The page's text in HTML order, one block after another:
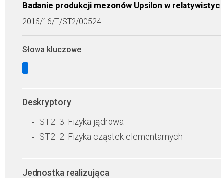
Badanie produkcji mezonów Upsilon w
2015/16/T/ST2/00524
Słowa kluczowe:
Deskryptory:
ST2_3: Fizyka jądrowa
ST2_2: Fizyka cząstek elementarnych
Jednostka realizująca: